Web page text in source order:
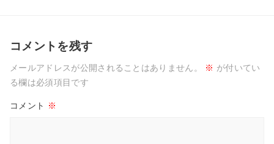
コメントを残す
メールアドレスが公開されることはありません。 ※ が付いてい
る欄は必須項目です
コメント ※